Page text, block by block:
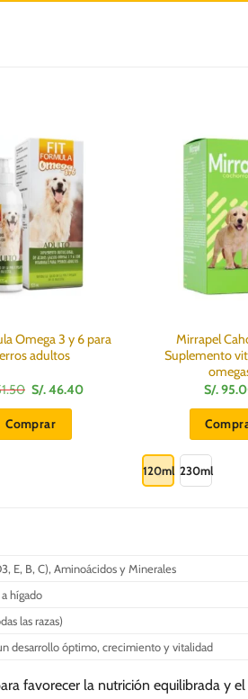
Omega 3 y 6 para
adultos
El
precio
original
era:
S/.
S/.46.40El
Comprar
Mirrapel
Suplemento
S/.
120ml 230ml
E, B, C), Aminoácidos y Minerales
hígado
las razas)
desarrollo óptimo, crecimiento y vitalidad
favorecer la nutrición equilibrada y